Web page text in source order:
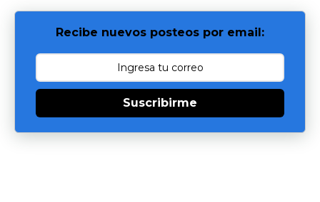
Recibe nuevos posteos por email:
Suscribirme